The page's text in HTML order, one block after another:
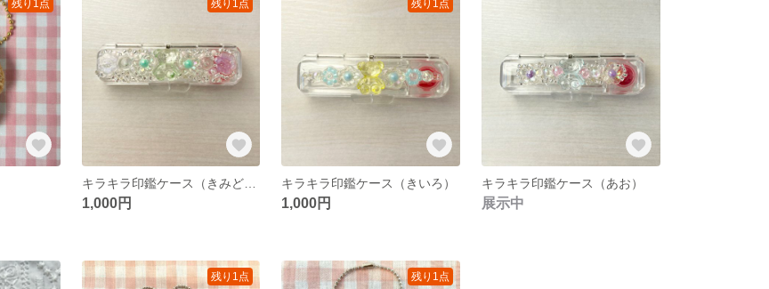
残り1点 残り1点
キラキラ印鑑ケース（きみどり）
1,000円
残り1点
キラキラ印鑑ケース（きいろ）
1,000円
キラキラ印鑑ケース（あお）
展示中
残り1点 残り1点